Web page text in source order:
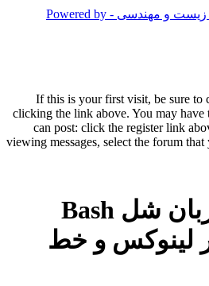
If this is your first visit, be sure to
clicking the link above. You may have
can post: click the register link
viewing messages, select the forum
پکیج آموزش زبان شل Bash
لینوکس و خط